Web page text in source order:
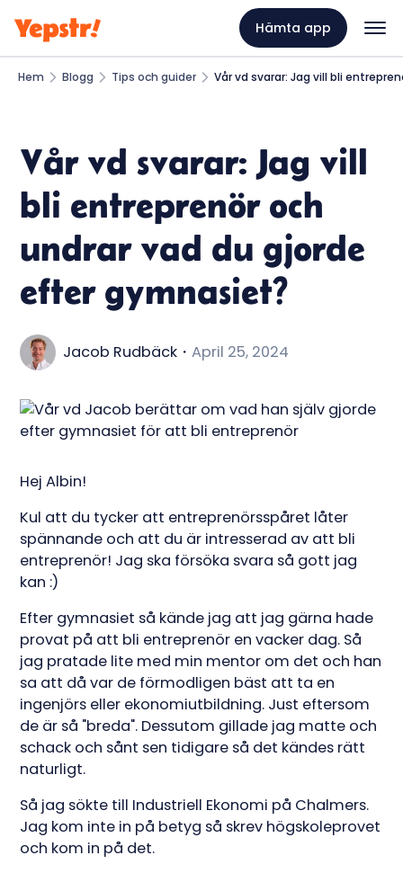
Hämta app
Hem Blogg Tips och guider Vår vd svarar: Jag vill bli
Vår vd svarar: Jag vill
bli entreprenör och
undrar vad du gjorde
efter gymnasiet?
Jacob Rudbäck ・April 25, 2024
Hej Albin!
Kul att du tycker att entreprenörsspåret låter
spännande och att du är intresserad av att bli
entreprenör! Jag ska försöka svara så gott jag
kan :)
Efter gymnasiet så kände jag att jag gärna hade
provat på att bli entreprenör en vacker dag. Så
jag pratade lite med min mentor om det och han
sa att då var de förmodligen bäst att ta en
ingenjörs eller ekonomiutbildning. Just eftersom
de är så "breda". Dessutom gillade jag matte och
schack och sånt sen tidigare så det kändes rätt
naturligt.
Så jag sökte till Industriell Ekonomi på Chalmers.
Jag kom inte in på betyg så skrev högskoleprovet
och kom in på det.